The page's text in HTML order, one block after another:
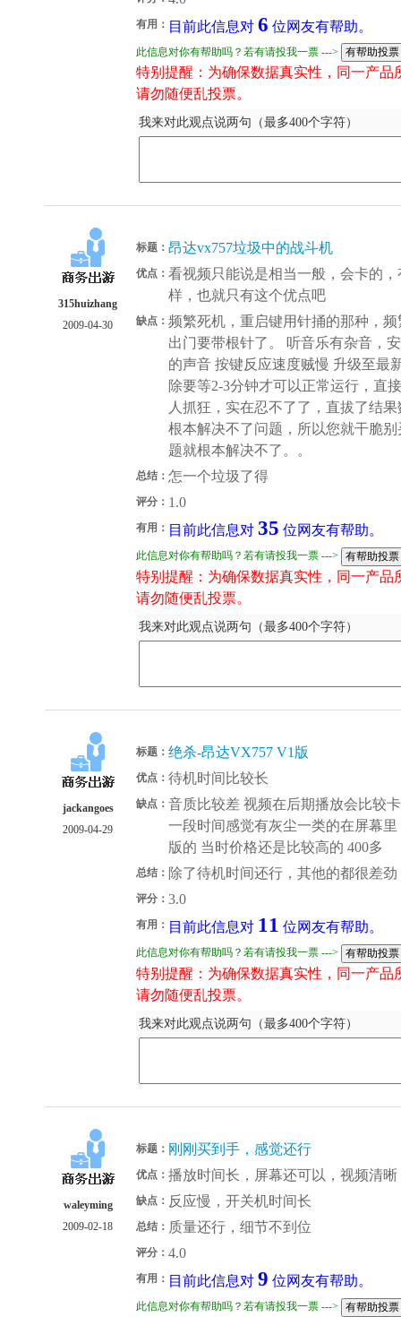
有用： 目前此信息对 6 位网友有帮助。
此信息对你有帮助吗？若有请投我一票 --->
特别提醒：为确保数据真实性，同一产
请勿随便乱投票。
我来对此观点说两句（最多400个字符）
315huizhang
2009-04-30
标题： 昂达vx757垃圾中的战斗机
优点： 看视频只能说是相当一般，会卡的
样，也就只有这个优点吧
缺点： 频繁死机，重启键用针捅的那种，
出门要带根针了。 听音乐有杂音，
的声音 按键反应速度贼慢 升级至最
除要等2-3分钟才可以正常运行，直
人抓狂，实在忍不了了，直拔了结
根本解决不了问题，所以您就干脆
题就根本解决不了。。
总结： 怎一个垃圾了得
评分： 1.0
有用： 目前此信息对 35 位网友有帮助。
此信息对你有帮助吗？若有请投我一票 --->
特别提醒：为确保数据真实性，同一产
请勿随便乱投票。
我来对此观点说两句（最多400个字符）
jackangoes
2009-04-29
标题： 绝杀-昂达VX757 V1版
优点： 待机时间比较长
缺点： 音质比较差 视频在后期播放会比较
一段时间感觉有灰尘一类的在屏幕
版的 当时价格还是比较高的 400多
总结： 除了待机时间还行，其他的都很差劲
评分： 3.0
有用： 目前此信息对 11 位网友有帮助。
此信息对你有帮助吗？若有请投我一票 --->
特别提醒：为确保数据真实性，同一产
请勿随便乱投票。
我来对此观点说两句（最多400个字符）
waleyming
2009-02-18
标题： 刚刚买到手，感觉还行
优点： 播放时间长，屏幕还可以，视频清晰
缺点： 反应慢，开关机时间长
总结： 质量还行，细节不到位
评分： 4.0
有用： 目前此信息对 9 位网友有帮助。
此信息对你有帮助吗？若有请投我一票 --->